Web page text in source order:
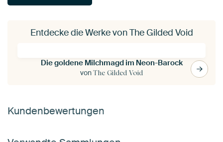
Entdecke die Werke von The Gilded Void
Die goldene Milchmagd im Neon-Barock
vonThe Gilded Void
Kundenbewertungen